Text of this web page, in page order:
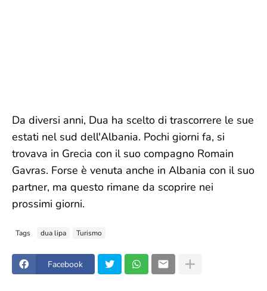
Da diversi anni, Dua ha scelto di trascorrere le sue
estati nel sud dell'Albania. Pochi giorni fa, si
trovava in Grecia con il suo compagno Romain
Gavras. Forse è venuta anche in Albania con il suo
partner, ma questo rimane da scoprire nei
prossimi giorni.
Tags dua lipa Turismo
Facebook